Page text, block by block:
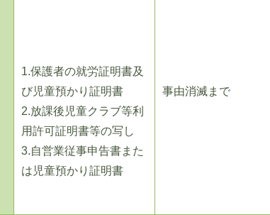
1.保護者の就労証明書及
び児童預かり証明書
2.放課後児童クラブ等利
用許可証明書等の写し
3.自営業従事申告書また
は児童預かり証明書
事由消滅まで